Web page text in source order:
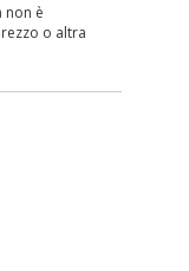
non è
o altra